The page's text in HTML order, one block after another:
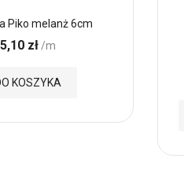
Piko melanż 6cm
zł /m
KOSZYKA